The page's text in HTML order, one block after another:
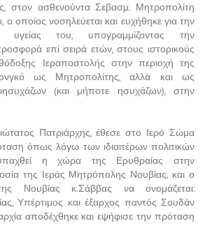
στον ασθενούντα Σεβασμ. Μητροπολίτη
ο οποίος νοσηλεύεται και ευχήθηκε για την
υγείας του, υπογραμμίζοντας την
επί σειρά ετών, στους ιστορικούς
Ιεραποστολής στην περιοχή της
ως Μητροπολίτης, αλλά και ως
(και μήποτε ησυχάζων), στην
Πατριάρχης, έθεσε στο Ιερό Σώμα
όπως λόγω των ιδιαιτέρων πολιτικών
η χώρα της Ερυθραίας στην
της Ιεράς Μητρόπολης Νουβίας, και ο
Νουβίας κ.Σάββας να ονομάζεται:
Υπέρτιμος και έξαρχος παντός Σουδάν
αποδέχθηκε και εψήφισε την πρόταση